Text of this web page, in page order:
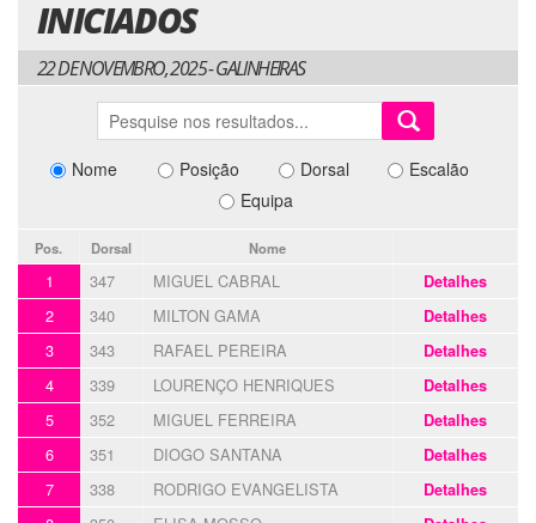
INICIADOS
22 DE NOVEMBRO, 2025 - GALINHEIRAS
Nome Posição Dorsal
Escalão
Equipa
Pos. Dorsal Nome
1 347 MIGUEL CABRAL Detalhes
2 340 MILTON GAMA Detalhes
3 343 RAFAEL PEREIRA Detalhes
4 339 LOURENÇO HENRIQUES Detalhes
5 352 MIGUEL FERREIRA Detalhes
6 351 DIOGO SANTANA Detalhes
7 338 RODRIGO EVANGELISTA Detalhes